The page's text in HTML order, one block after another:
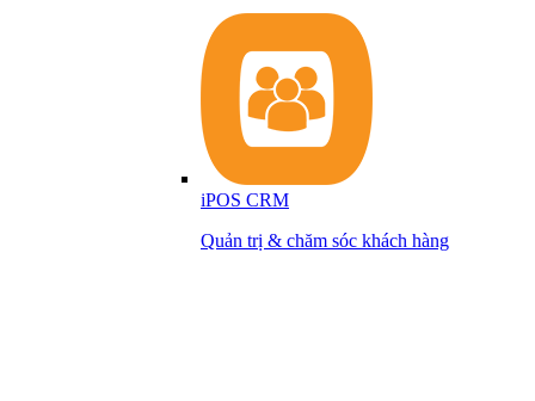
iPOS CRM
Quản trị & chăm sóc khách hàng